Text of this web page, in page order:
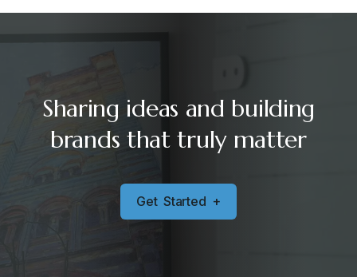
Sharing ideas and building
brands that truly matter
Get Started +